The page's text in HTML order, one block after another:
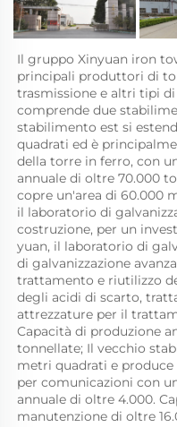
Il gruppo Xinyuan iron
principali produttori di
trasmissione e altri tipi
comprende due
stabilimento est si
quadrati ed è
della torre in ferro, con
annuale di oltre 70.000
copre un'area di 60.000
il laboratorio di
costruzione, per un
yuan, il laboratorio di
di galvanizzazione
trattamento e riutilizzo
degli acidi di scarto,
attrezzature per il
Capacità di produzione
tonnellate; Il vecchio
metri quadrati e
per comunicazioni con
annuale di oltre 4.000.
manutenzione di oltre